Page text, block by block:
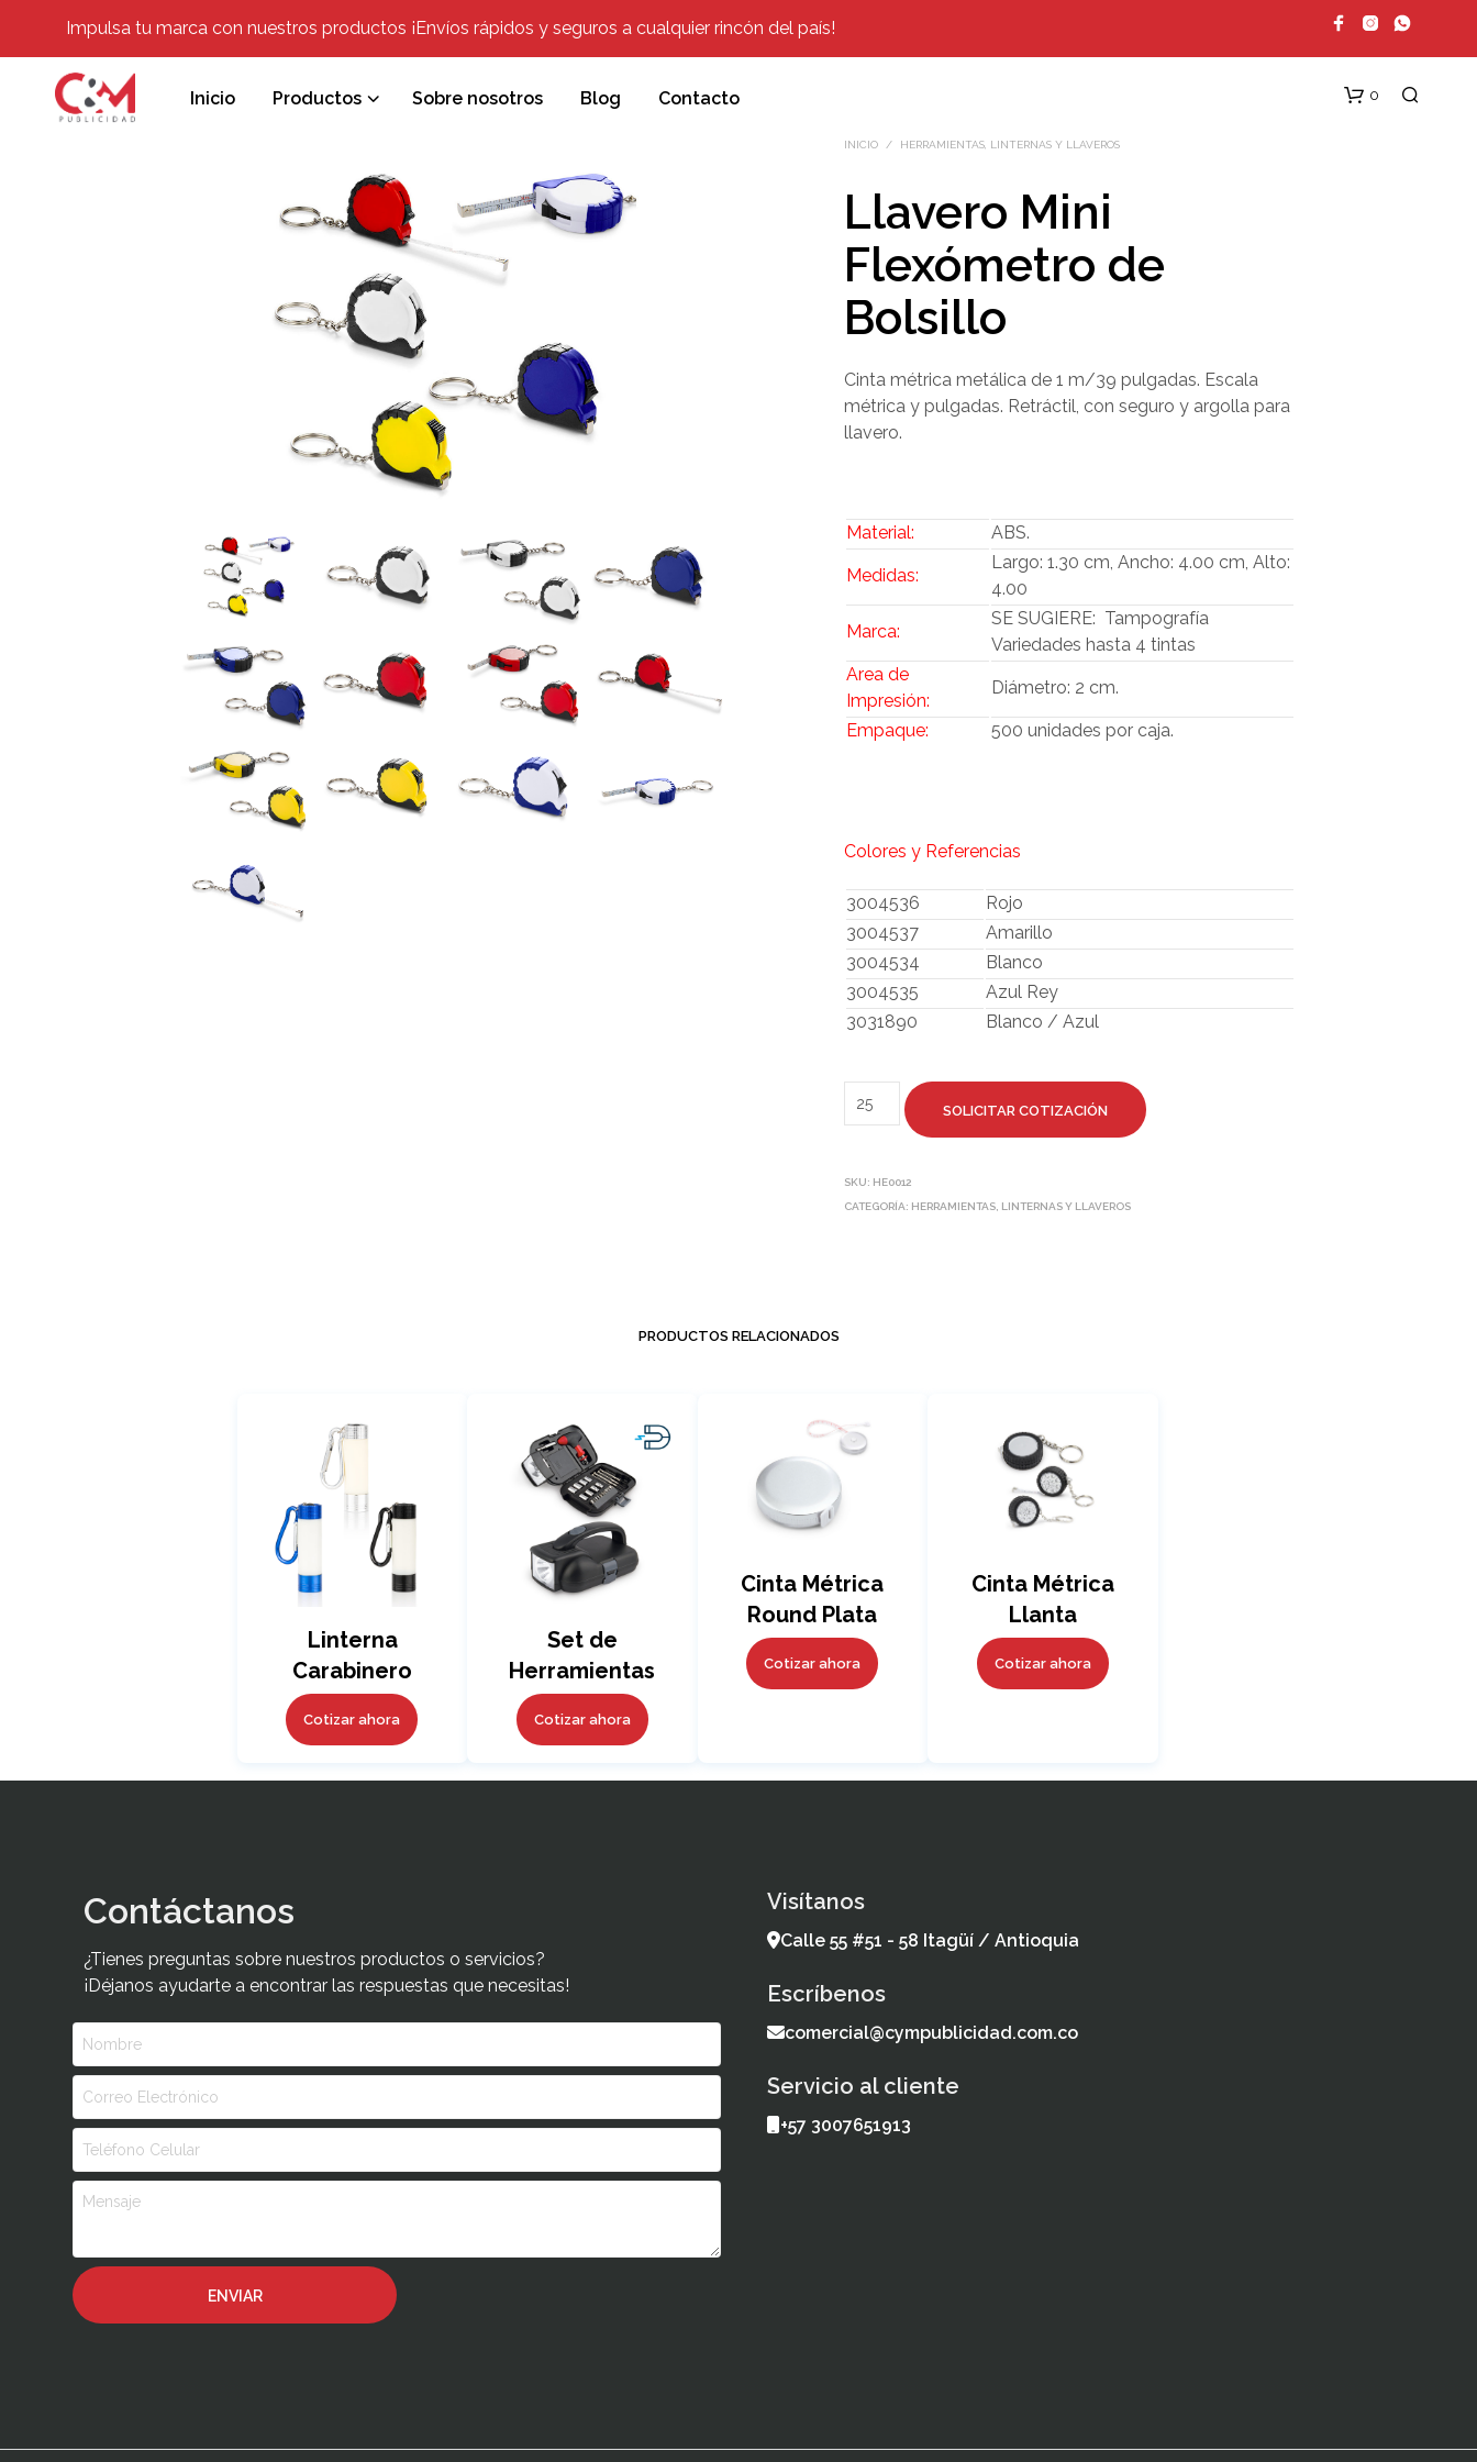
Impulsa tu marca con nuestros productos ¡Envíos rápidos y seguros a cualquier rincón del país!
Inicio Productos Sobre nosotros Blog Contacto 0
INICIO / HERRAMIENTAS, LINTERNAS Y LLAVEROS
Llavero Mini
Flexómetro de
Bolsillo
Cinta métrica metálica de 1 m/39 pulgadas. Escala
métrica y pulgadas. Retráctil, con seguro y argolla para
llavero.
Material: ABS.
Medidas:
Largo: 1.30 cm, Ancho: 4.00 cm, Alto:
4.00
Marca:
SE SUGIERE: Tampografía
Variedades hasta 4 tintas
Area de
Impresión:
Diámetro: 2 cm.
Empaque: 500 unidades por caja.
Colores y Referencias
3004536
Rojo
3004537
Amarillo
3004534
Blanco
3004535
Azul Rey
3031890
Blanco / Azul
SOLICITAR COTIZACIÓN
SKU: HE0012
CATEGORÍA: HERRAMIENTAS, LINTERNAS Y LLAVEROS
PRODUCTOS RELACIONADOS
Linterna
Carabinero
Cotizar ahora
Set de
Herramientas
Lighter
Cotizar ahora
Cinta Métrica
Round Plata
Cotizar ahora
Cinta Métrica
Llanta
Cotizar ahora
Contáctanos
¿Tienes preguntas sobre nuestros productos o servicios?
¡Déjanos ayudarte a encontrar las respuestas que necesitas!
Visítanos
Calle 55 #51 - 58 Itagüí / Antioquia
Escríbenos
comercial@cympublicidad.com.co
Servicio al cliente
+57 3007651913